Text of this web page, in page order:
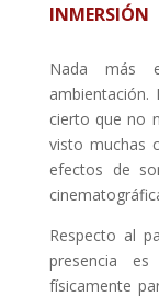
INMERSIÓN
Nada más
ambientación.
cierto que no
visto muchas
efectos de
Respecto al
presencia
físicamente